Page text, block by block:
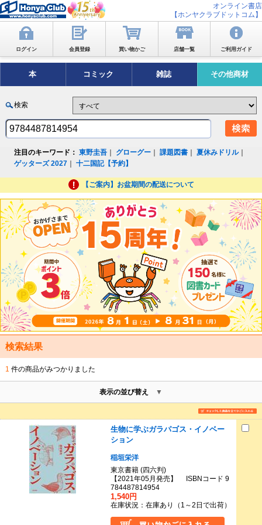
オンライン書店
【ホンヤクラブドットコム】
ログイン 会員登録 買い物かご 店舗一覧 ご利用ガイド
本 コミック 雑誌 その他商材
検索
注目のキーワード： 東野圭吾 グローグー ｜課題図書 ｜夏休みドリル｜
ゲッターズ 2027 ｜十二国記【予約】
【ご案内】お盆期間の配送について
検索結果
1 件の商品がみつかりました
表示の並び替え
生物に学ぶガラパゴス・イノベー
ション
稲垣栄洋
東京書籍 (四六判)
【2021年05月発売】 ISBNコード 9
784487814954
1,540円
在庫状況：在庫あり（1～2日で出荷）